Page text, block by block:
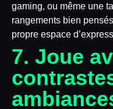
gaming, ou même une
rangements bien
propre espace
7. Joue